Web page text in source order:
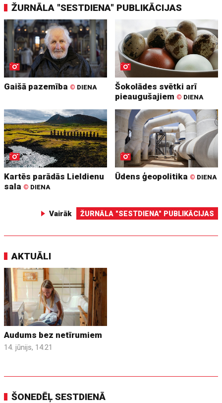
ŽURNĀLA "SESTDIENA" PUBLIKĀCIJAS
Gaišā pazemība © DIENA
Šokolādes svētki arī
pieaugušajiem © DIENA
Kartēs parādās Lieldienu
sala © DIENA
Ūdens ģeopolitika © DIENA
Vairāk ŽURNĀLA "SESTDIENA" PUBLIKĀCIJAS
AKTUĀLI
Audums bez netīrumiem
14. jūnijs, 14:21
ŠONEDĒĻ SESTDIENĀ